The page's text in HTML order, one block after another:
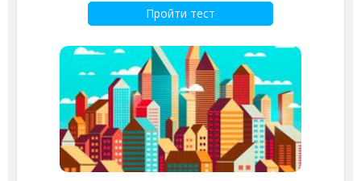
Пройти тест